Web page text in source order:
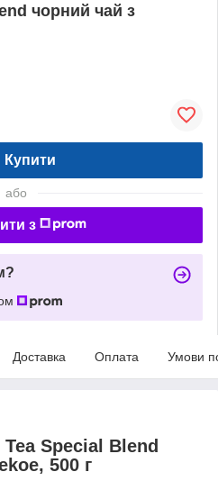
чорний чай з
Купити
або
з
Доставка Оплата Умови
Special Blend
500 г